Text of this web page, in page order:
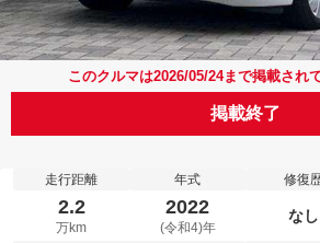
このクルマは2026/05/24まで掲載され
掲載終了
走行距離
2.2
万km
年式
2022
(令和4)年
修復
なし